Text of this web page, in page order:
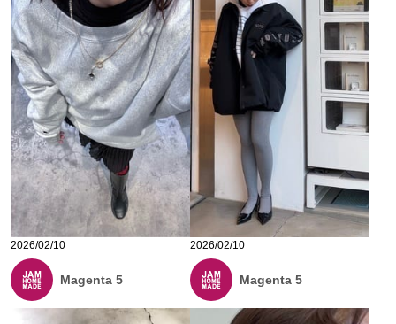
2026/02/10
Magenta 5
2026/02/10
Magenta 5